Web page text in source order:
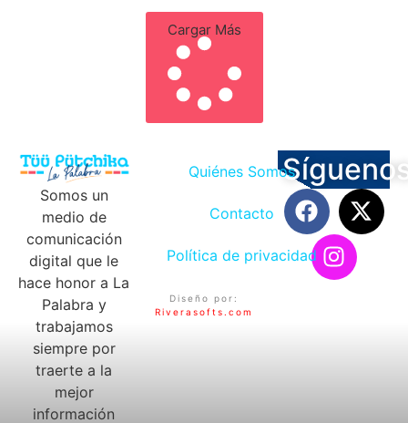
Cargar Más
Somos un
medio de
comunicación
digital que le
hace honor a La
Palabra y
trabajamos
siempre por
traerte a la
mejor
información
Quiénes Somos
Contacto
Política de privacidad
Diseño por:
Riverasofts.com